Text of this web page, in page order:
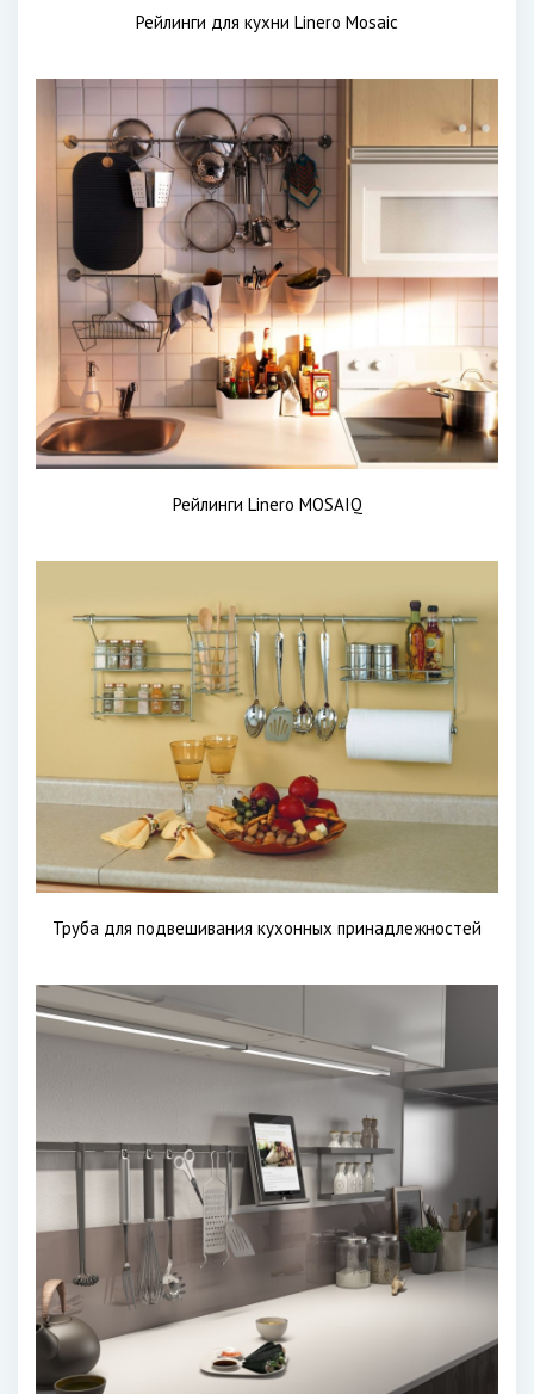
Рейлинги для кухни Linero Mosaic
Рейлинги Linero MOSAIQ
Труба для подвешивания кухонных принадлежностей